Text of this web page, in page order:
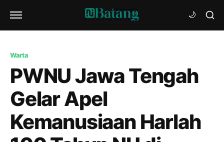
Warta
PWNU Jawa Tengah
Gelar Apel
Kemanusiaan Harlah